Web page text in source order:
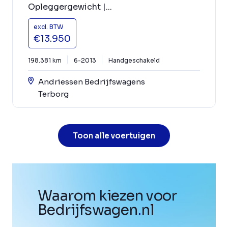
Opleggergewicht |...
excl. BTW
€13.950
198.381 km 6-2013 Handgeschakeld
Andriessen Bedrijfswagens
Terborg
Toon alle voertuigen
Waarom kiezen voor
Bedrijfswagen.nl